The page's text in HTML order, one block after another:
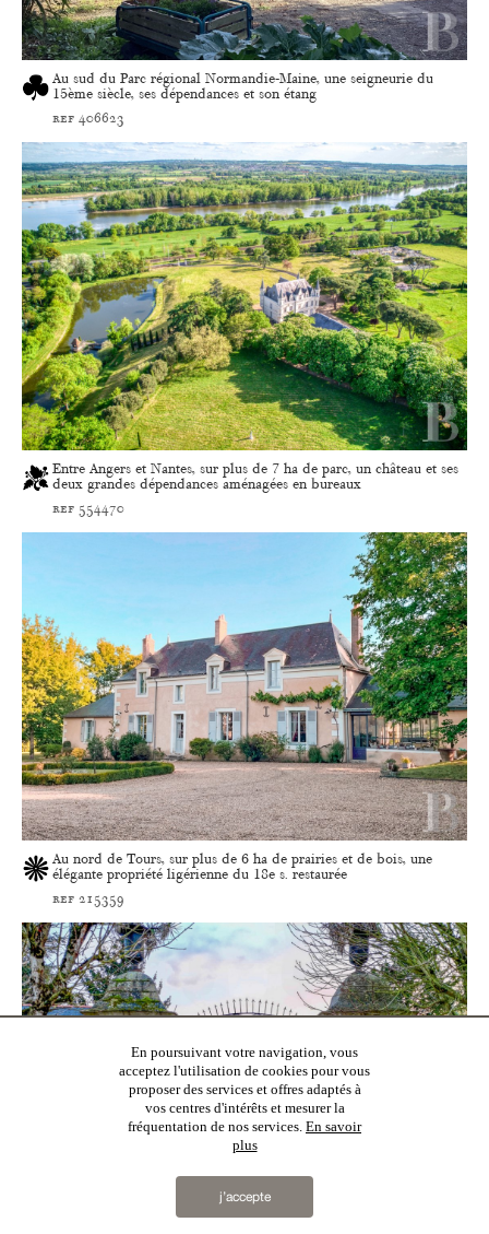
Au sud du Parc régional Normandie-Maine, une seigneurie du
15ème siècle, ses dépendances et son étang
ref 406623
Entre Angers et Nantes, sur plus de 7 ha de parc, un château et ses
deux grandes dépendances aménagées en bureaux
ref 554470
Au nord de Tours, sur plus de 6 ha de prairies et de bois, une
élégante propriété ligérienne du 18e s. restaurée
ref 215359
En poursuivant votre navigation, vous
acceptez l'utilisation de cookies pour vous
proposer des services et offres adaptés à
vos centres d'intérêts et mesurer la
fréquentation de nos services. En savoir
plus
j’accepte